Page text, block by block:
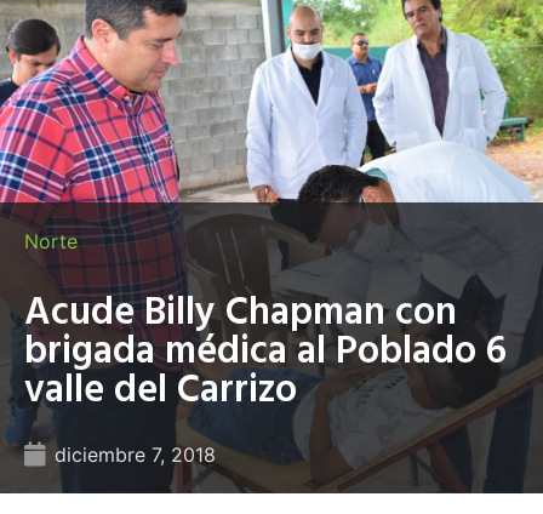
Norte
Acude Billy Chapman con
brigada médica al Poblado 6
valle del Carrizo
diciembre 7, 2018